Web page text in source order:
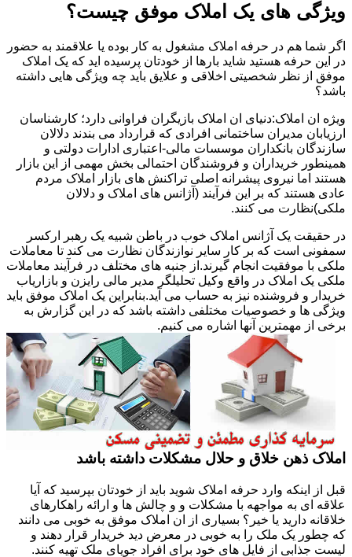
ویژگی های یک املاک موفق چیست؟
اگر شما هم در حرفه املاک مشغول به کار بوده یا علاقمند به حضور
در این حرفه هستید شاید بارها از خودتان پرسیده اید که یک املاک
موفق از نظر شخصیتی اخلاقی و علایق باید چه ویژگی هایی داشته
باشد؟
ویژه ان املاک:دنیای ان املاک بازیگران فراوانی دارد؛ کارشناسان
ارزیابان مدیران ساختمانی افرادی که قرارداد می بندند دلالان
سازندگان بانکداران موسسات مالی-اعتباری ادارات دولتی و
همینطور خریداران و فروشندگان احتمالی بخش مهمی از این بازار
هستند اما نیروی پیشرانه اصلی تراکنش های بازار املاک مردم
عادی هستند که بر این فرآیند (آژانس های املاک و دلالان
ملکی)نظارت می کنند.
در حقیقت یک آژانس املاک خوب در باطن شبیه یک رهبر ارکسر
سمفونی است که بر کار سایر نوازندگان نظارت می کند تا معاملات
ملکی با موفقیت انجام گیرند.از جنبه های مختلف در فرآیند معاملات
ملکی یک املاک در واقع وکیل تحلیلگر مدیر مالی رایزن و بازاریاب
خریدار و فروشنده نیز به حساب می آید.بنابراین یک املاک موفق باید
ویژگی ها و خصوصیات مختلفی داشته باشد که در این گزارش به
برخی از مهمترین آنها اشاره می کنیم.
املاک ذهن خلاق و حلال مشکلات داشته باشد
قبل از اینکه وارد حرفه املاک شوید باید از خودتان بپرسید که آیا
علاقه ای به مواجهه با مشکلات و و چالش ها و ارائه راهکارهای
خلاقانه دارید یا خیر؟ بسیاری از ان املاک موفق به خوبی می دانند
که چطور یک ملک را به خوبی در معرض دید خریدار قرار دهند و
لیست جذابی از فایل های خود برای افراد جویای ملک تهیه کنند.